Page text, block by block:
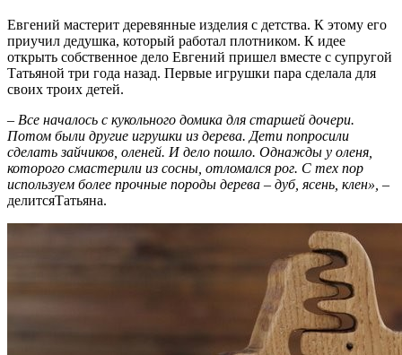
Евгений мастерит деревянные изделия с детства. К этому его
приучил дедушка, который работал плотником. К идее
открыть собственное дело Евгений пришел вместе с супругой
Татьяной три года назад. Первые игрушки пара сделала для
своих троих детей.
– Все началось с кукольного домика для старшей дочери.
Потом были другие игрушки из дерева. Дети попросили
сделать зайчиков, оленей. И дело пошло. Однажды у оленя,
которого смастерили из сосны, отломался рог. С тех пор
используем более прочные породы дерева – дуб, ясень, клен», –
делитсяТатьяна.